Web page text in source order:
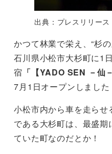
出典：プレスリリース
かつて林業で栄え、“杉
石川県小松市大杉町に1
宿 「【YADO SEN －仙
7月1日オープンしました
小松市内から車を走ら
である大杉町は、最盛
ていた町なのだとか！